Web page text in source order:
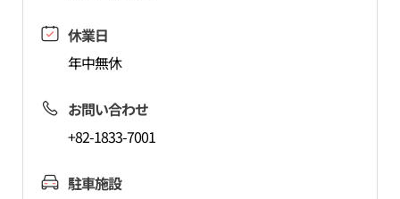
休業日
年中無休
お問い合わせ
+82-1833-7001
駐車施設